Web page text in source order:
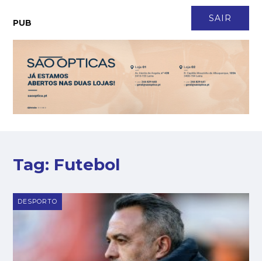
SAIR
PUB
Tag: Futebol
DESPORTO